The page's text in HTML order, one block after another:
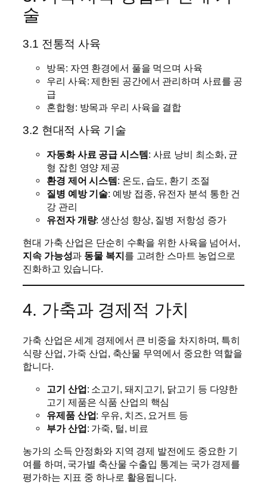
술
3.1 전통적 사육
방목: 자연 환경에서 풀을 먹으며 사육
우리 사육: 제한된 공간에서 관리하며 사료를 공
급
혼합형: 방목과 우리 사육을 결합
3.2 현대적 사육 기술
자동화 사료 공급 시스템: 사료 낭비 최소화, 균
형 잡힌 영양 제공
환경 제어 시스템: 온도, 습도, 환기 조절
질병 예방 기술: 예방 접종, 유전자 분석 통한 건
강 관리
유전자 개량: 생산성 향상, 질병 저항성 증가
현대 가축 산업은 단순히 수확을 위한 사육을 넘어서,
지속 가능성과 동물 복지를 고려한 스마트 농업으로
진화하고 있습니다.
4. 가축과 경제적 가치
가축 산업은 세계 경제에서 큰 비중을 차지하며, 특히
식량 산업, 가죽 산업, 축산물 무역에서 중요한 역할을
합니다.
고기 산업: 소고기, 돼지고기, 닭고기 등 다양한
고기 제품은 식품 산업의 핵심
유제품 산업: 우유, 치즈, 요거트 등
부가 산업: 가죽, 털, 비료
농가의 소득 안정화와 지역 경제 발전에도 중요한 기
여를 하며, 국가별 축산물 수출입 통계는 국가 경제를
평가하는 지표 중 하나로 활용됩니다.